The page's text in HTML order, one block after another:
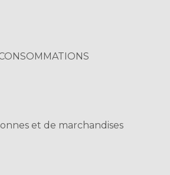
et de marchandises